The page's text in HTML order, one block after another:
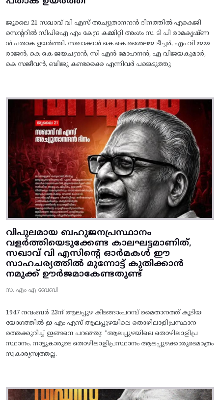
ജൂലൈ 21 സഖാവ് വി എസ് അച്യുതാനന്ദൻ ദിനത്തിൽ എകെജി
സെന്ററിൽ സിപിഐ എം കേന്ദ്ര കമ്മിറ്റി അംഗം സ. ടി പി രാമകൃഷ്‌ണ
ൻ പതാക ഉയർത്തി. സഖാക്കൾ കെ കെ ശൈലജ ടീച്ചർ, എം വി ജയ
രാജൻ, കെ കെ ജയചന്ദ്രൻ, സി എൻ മോഹനൻ, എ വിജയകുമാർ,
കെ സജീവൻ, ബിജു കണ്ടക്കൈ എന്നിവർ പങ്കെടുത്തു
വിപുലമായ ബഹുജനപ്രസ്ഥാനം
വളർത്തിയെടുക്കേണ്ട കാലഘട്ടമാണിത്,
സഖാവ് വി എസിന്റെ ഓർമകൾ ഈ
സാഹചര്യത്തിൽ മുന്നോട്ട്‌ കുതിക്കാൻ
നമുക്ക് ഊർജമാകേണ്ടതുണ്ട്
സ. എം എ ബേബി
1947 നവംബർ 23ന് ആലപ്പുഴ കിടങ്ങാംപറമ്പ്‌ മൈതാനത്ത്‌ കൂടിയ
യോഗത്തിൽ ഇ എം എസ് ആലപ്പുഴയിലെ തൊഴിലാളിപ്രസ്ഥാന
ത്തെക്കുറിച്ച് ഇങ്ങനെ പറഞ്ഞു: “ആലപ്പുഴയിലെ തൊഴിലാളിപ്ര
സ്ഥാനം, നാട്ടുകാരുടെ തൊഴിലാളിപ്രസ്ഥാനം ആലപ്പുഴക്കാരുടെമാത്രം
സ്വകാര്യസ്വത്തല്ല.